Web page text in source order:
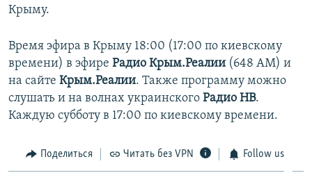
Крыму.
Время эфира в Крыму 18:00 (17:00 по киевскому
времени) в эфире Радио Крым.Реалии (648 АМ) и
на сайте Крым.Реалии. Также программу можно
слушать и на волнах украинского Радио НВ.
Каждую субботу в 17:00 по киевскому времени.
Поделиться Читать без VPN Follow us